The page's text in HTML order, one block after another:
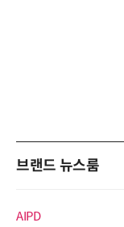
브랜드 뉴스룸
AIPD